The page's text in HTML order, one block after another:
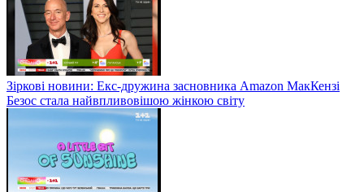
Зіркові новини: Екс-дружина засновника Amazon МакКензі
Безос стала найвпливовішою жінкою світу